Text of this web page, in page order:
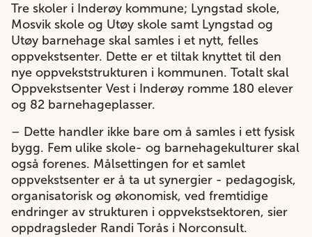
Tre skoler i Inderøy kommune; Lyngstad skole,
Mosvik skole og Utøy skole samt Lyngstad og
Utøy barnehage skal samles i et nytt, felles
oppvekstsenter. Dette er et tiltak knyttet til den
nye oppvekststrukturen i kommunen. Totalt skal
Oppvekstsenter Vest i Inderøy romme 180 elever
og 82 barnehageplasser.
– Dette handler ikke bare om å samles i ett fysisk
bygg. Fem ulike skole- og barnehagekulturer skal
også forenes. Målsettingen for et samlet
oppvekstsenter er å ta ut synergier - pedagogisk,
organisatorisk og økonomisk, ved fremtidige
endringer av strukturen i oppvekstsektoren, sier
oppdragsleder Randi Torås i Norconsult.